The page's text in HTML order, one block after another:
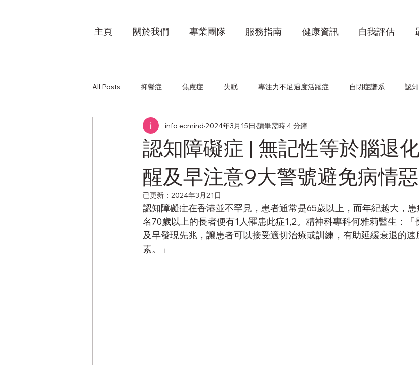
主頁 關於我們 專業團隊 服務指南 健康資訊 自我評估
All Posts 抑鬱症 焦慮症 失眠 專注力不足過度活躍症 自閉症譜系 認
認知障礙症 | 無記性等於腦退
醒及早注意9大警號避免病情
info ecmind 2024年3月15日 讀畢需時 4 分鐘
已更新： 2024年3月21日
認知障礙症在香港並不罕見，患者通常是65歲以上，而年紀越大，
名70歲以上的長者便有1人罹患此症1,2。精神科專科何雅莉醫生：
及早發現先兆，讓患者可以接受適切治療或訓練，有助延緩衰退的
素。」